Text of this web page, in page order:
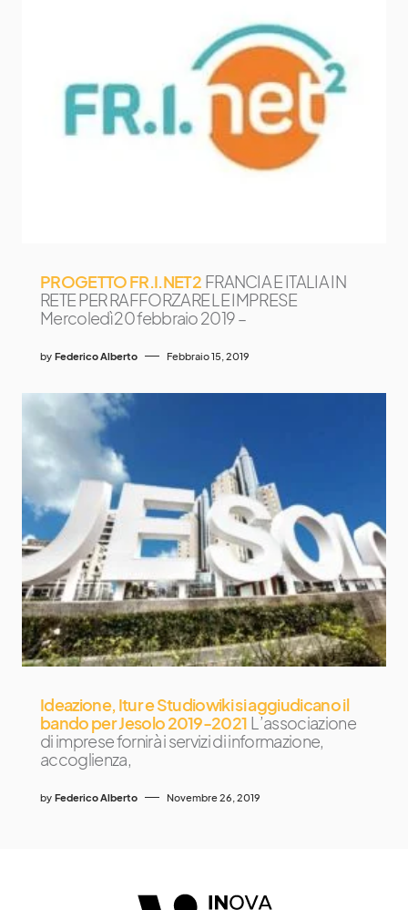
PROGETTO FR.I.NET2 FRANCIA E ITALIA IN
RETE PER RAFFORZARE LE IMPRESE
Mercoledì 20 febbraio 2019 –
by Federico Alberto Febbraio 15, 2019
Ideazione, Itur e Studiowiki si aggiudicano il
bando per Jesolo 2019-2021 L’associazione
di imprese fornirà i servizi di informazione,
accoglienza,
by Federico Alberto Novembre 26, 2019